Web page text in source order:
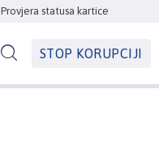
Provjera statusa kartice
STOP KORUPCIJI